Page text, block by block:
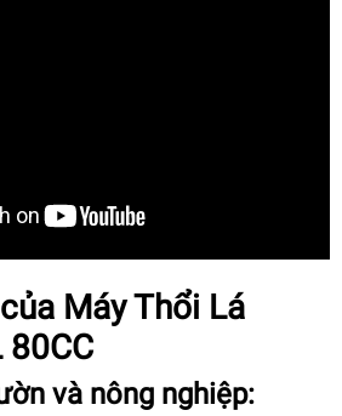
Máy Thổi Lá
80CC
và nông nghiệp: